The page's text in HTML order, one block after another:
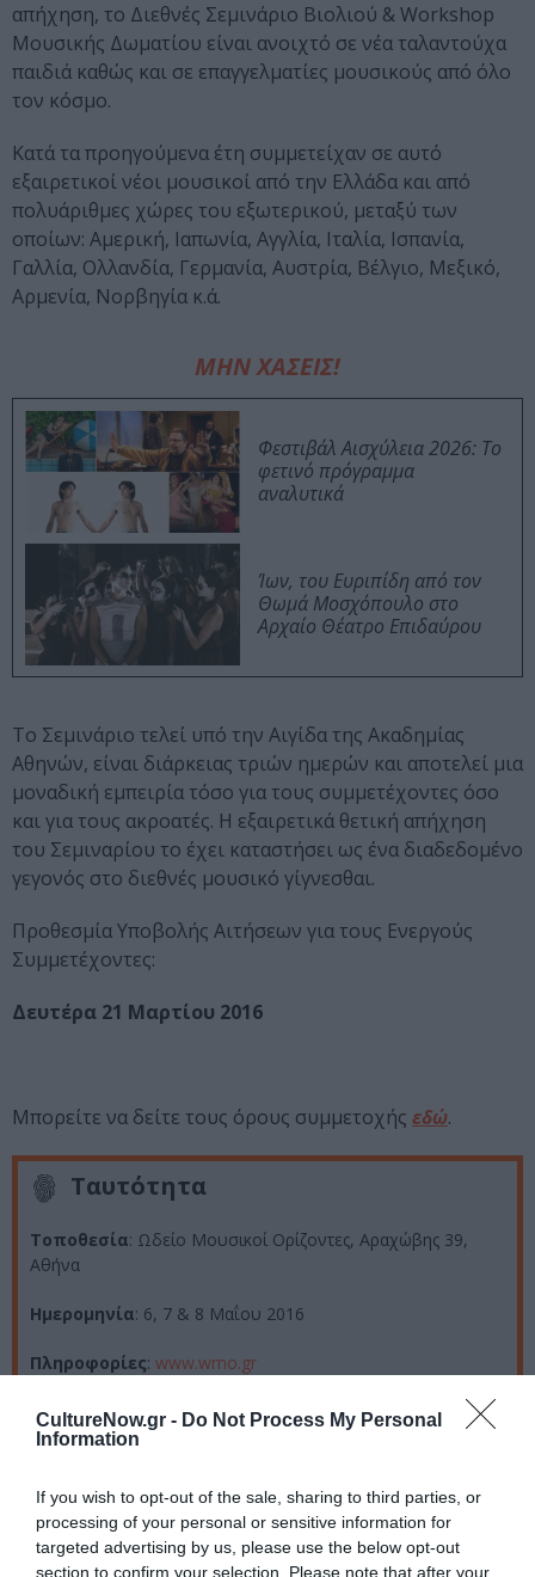
CultureNow.gr - Do Not Process My Personal
Information
If you wish to opt-out of the sale, sharing to third parties, or
processing of your personal or sensitive information for
targeted advertising by us, please use the below opt-out
section to confirm your selection. Please note that after your
απήχηση, το Διεθνές Σεμινάριο Βιολιού & Workshop
Μουσικής Δωματίου είναι ανοιχτό σε νέα ταλαντούχα
παιδιά καθώς και σε επαγγελματίες μουσικούς από όλο
τον κόσμο.
Κατά τα προηγούμενα έτη συμμετείχαν σε αυτό
εξαιρετικοί νέοι μουσικοί από την Ελλάδα και από
πολυάριθμες χώρες του εξωτερικού, μεταξύ των
οποίων: Αμερική, Ιαπωνία, Αγγλία, Ιταλία, Ισπανία,
Γαλλία, Ολλανδία, Γερμανία, Αυστρία, Βέλγιο, Μεξικό,
Αρμενία, Νορβηγία κ.ά.
ΜΗΝ ΧΑΣΕΙΣ!
Φεστιβάλ Αισχύλεια 2026: Το
φετινό πρόγραμμα
αναλυτικά
Ίων, του Ευριπίδη από τον
Θωμά Μοσχόπουλο στο
Αρχαίο Θέατρο Επιδαύρου
Το Σεμινάριο τελεί υπό την Αιγίδα της Ακαδημίας
Αθηνών, είναι διάρκειας τριών ημερών και αποτελεί μια
μοναδική εμπειρία τόσο για τους συμμετέχοντες όσο
και για τους ακροατές. Η εξαιρετικά θετική απήχηση
του Σεμιναρίου το έχει καταστήσει ως ένα διαδεδομένο
γεγονός στο διεθνές μουσικό γίγνεσθαι.
Προθεσμία Υποβολής Αιτήσεων για τους Ενεργούς
Συμμετέχοντες:
Δευτέρα 21 Μαρτίου 2016
Μπορείτε να δείτε τους όρους συμμετοχής εδώ.
Ταυτότητα
Τοποθεσία: Ωδείο Μουσικοί Ορίζοντες, Αραχώβης 39,
Αθήνα
Ημερομηνία: 6, 7 & 8 Μαΐου 2016
Πληροφορίες: www.wmo.gr
Δείτε όλα τα τελευταία νέαγια την Τέχνη και τον
Πολιτισμό στοCulturenow.gr